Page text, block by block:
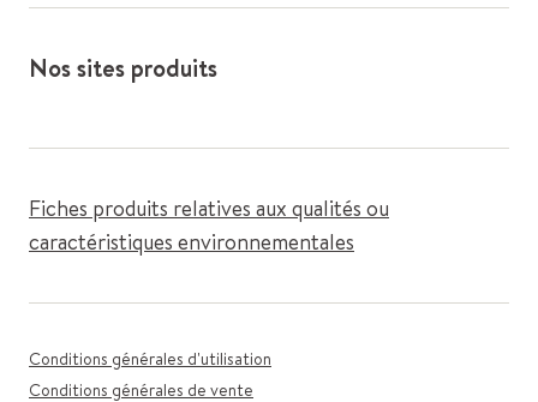
Nos sites produits
Fiches produits relatives aux qualités ou
caractéristiques environnementales
Conditions générales d'utilisation
Conditions générales de vente